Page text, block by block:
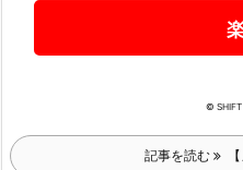
© SHIFT
記事を読む